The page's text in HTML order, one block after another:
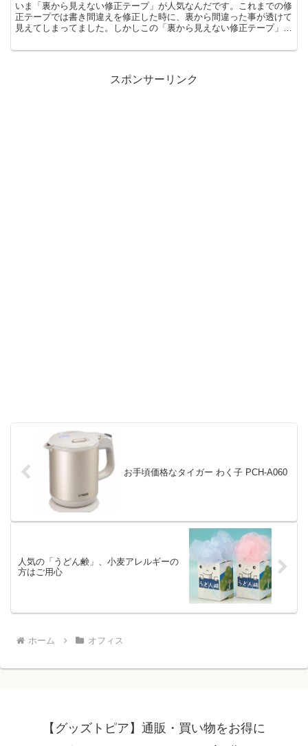
いま「裏から見えない修正テープ」が人気なんだです。これまでの修
正テープでは書き間違えを修正した時に、裏から間違った事が透けて
見えてしまってました。しかしこの「裏から見えない修正テープ」だ
スポンサーリンク
お手頃価格なタイガー わく子 PCH-A060
人気の「うどん鹸」、小麦アレルギーの
方はご用心
ホーム オフィス
【グッズトピア】通販・買い物をお得に